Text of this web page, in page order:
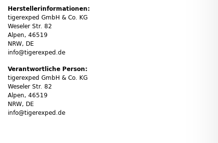
Herstellerinformationen:
tigerexped GmbH & Co. KG
Weseler Str. 82
Alpen, 46519
NRW, DE
info@tigerexped.de
Verantwortliche Person:
tigerexped GmbH & Co. KG
Weseler Str. 82
Alpen, 46519
NRW, DE
info@tigerexped.de